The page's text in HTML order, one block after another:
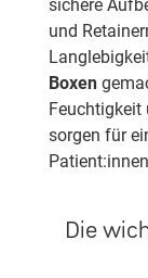
sichere
und
Boxen
Feuchtigkeit
sorgen für
Die